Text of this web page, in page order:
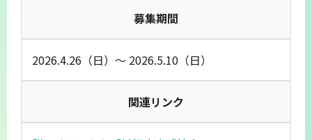
募集期間
2026.4.26（日）～ 2026.5.10（日）
関連リンク